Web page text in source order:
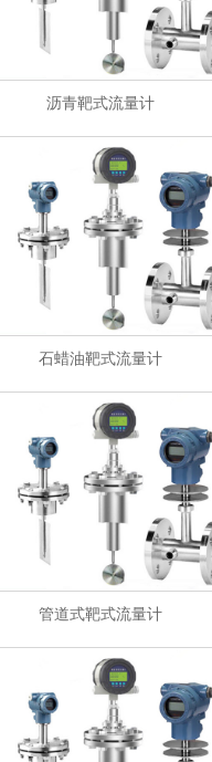
沥青靶式流量计
石蜡油靶式流量计
管道式靶式流量计